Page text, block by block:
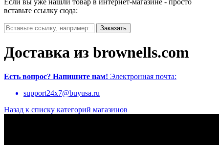
Если вы уже нашли товар в интернет-магазине - просто
вставьте ссылку сюда:
Доставка из brownells.com
Есть вопрос? Напишите нам! Электронная почта:
support24x7@buyusa.ru
Назад к списку категорий магазинов